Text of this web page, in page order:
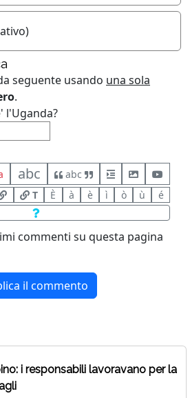
seguente usando una sola
.
l'Uganda?
abc
abc
T
È à è ì ò ù é
commenti su questa pagina
i responsabili lavoravano per la